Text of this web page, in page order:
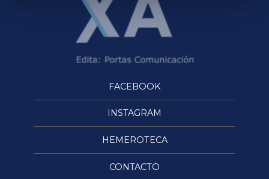
FACEBOOK
INSTAGRAM
HEMEROTECA
CONTACTO